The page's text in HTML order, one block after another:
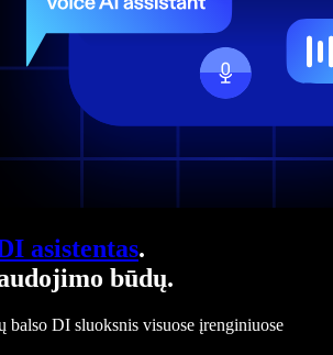
asistentas.
būdų.
balso DI sluoksnis visuose įrenginiuose